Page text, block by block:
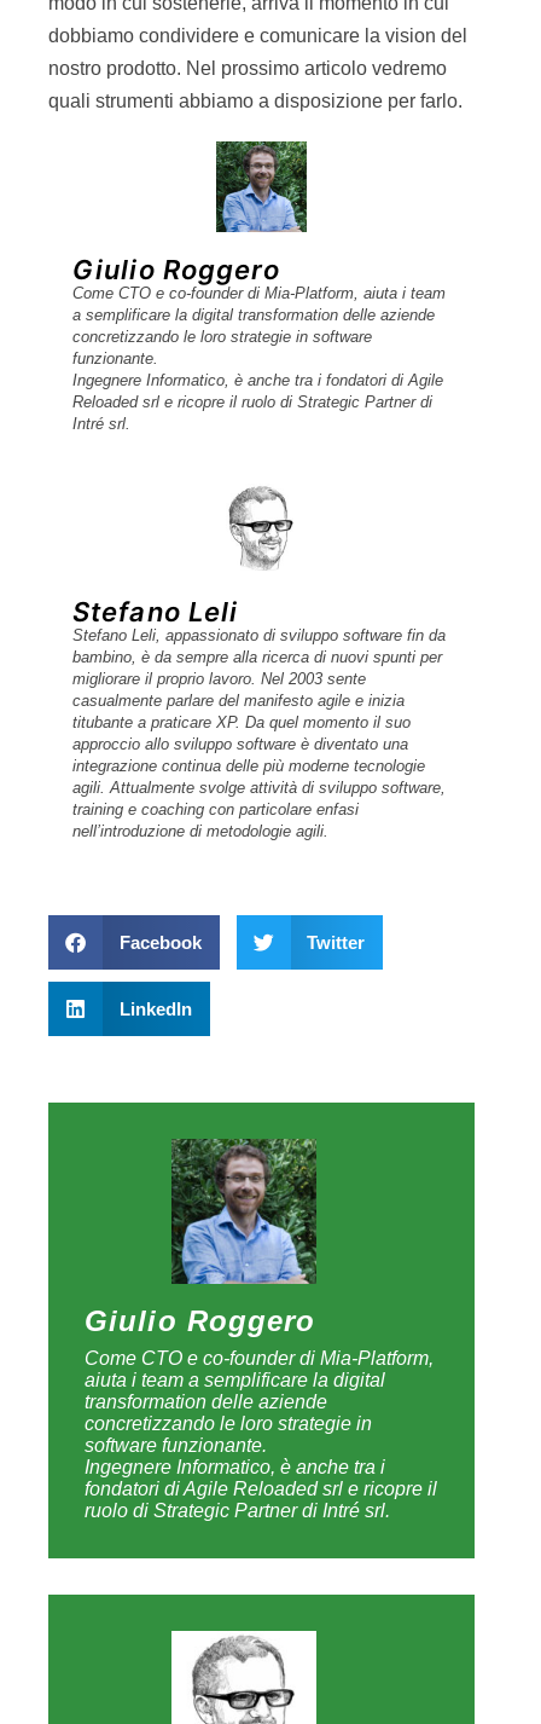
dobbiamo condividere e comunicare la vision del
nostro prodotto. Nel prossimo articolo vedremo
quali strumenti abbiamo a disposizione per farlo.
Giulio Roggero
Come CTO e co-founder di Mia-Platform, aiuta i team
a semplificare la digital transformation delle aziende
concretizzando le loro strategie in software
funzionante.
Ingegnere Informatico, è anche tra i fondatori di Agile
Reloaded srl e ricopre il ruolo di Strategic Partner di
Intré srl.
Stefano Leli
Stefano Leli, appassionato di sviluppo software fin da
bambino, è da sempre alla ricerca di nuovi spunti per
migliorare il proprio lavoro. Nel 2003 sente
casualmente parlare del manifesto agile e inizia
titubante a praticare XP. Da quel momento il suo
approccio allo sviluppo software è diventato una
integrazione continua delle più moderne tecnologie
agili. Attualmente svolge attività di sviluppo software,
training e coaching con particolare enfasi
nell’introduzione di metodologie agili.
Facebook Twitter
LinkedIn
Giulio Roggero
Come CTO e co-founder di Mia-Platform,
aiuta i team a semplificare la digital
transformation delle aziende
concretizzando le loro strategie in
software funzionante.
Ingegnere Informatico, è anche tra i
fondatori di Agile Reloaded srl e ricopre il
ruolo di Strategic Partner di Intré srl.